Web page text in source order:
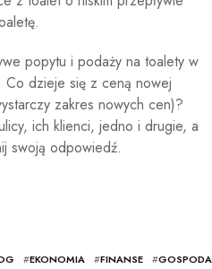
popytu i podaży na toalety w
Co dzieje się z ceną nowej
zakres nowych cen)?
ich klienci, jedno i drugie, a
swoją odpowiedź.
#EKONOMIA #FINANSE #